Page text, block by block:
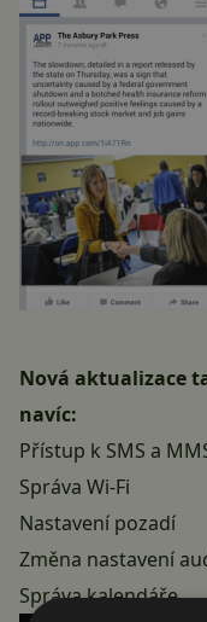
Nová aktualizace
navíc:
Přístup k SMS a
Správa Wi-Fi
Nastavení pozadí
Změna nastavení
Správa kalendáře